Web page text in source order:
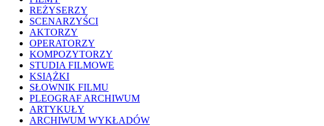
REŻYSERZY
SCENARZYŚCI
AKTORZY
OPERATORZY
KOMPOZYTORZY
STUDIA FILMOWE
KSIĄŻKI
SŁOWNIK FILMU
PLEOGRAF ARCHIWUM
ARTYKUŁY
ARCHIWUM WYKŁADÓW